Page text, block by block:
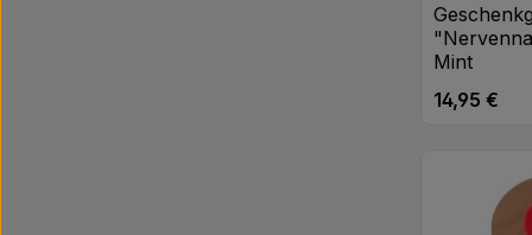
Mint
Regulärer
14,95 €